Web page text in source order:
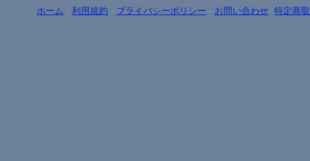
ホーム - 利用規約 - プライバシーポリシー - お問い合わせ- 特定商